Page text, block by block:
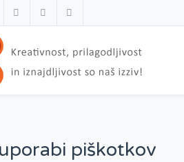
piškotkov